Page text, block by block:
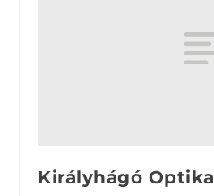
Királyhágó Optika